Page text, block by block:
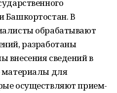
Башкортостан. В
обрабатывают
разработаны
внесения сведений в
материалы для
осуществляют прием-